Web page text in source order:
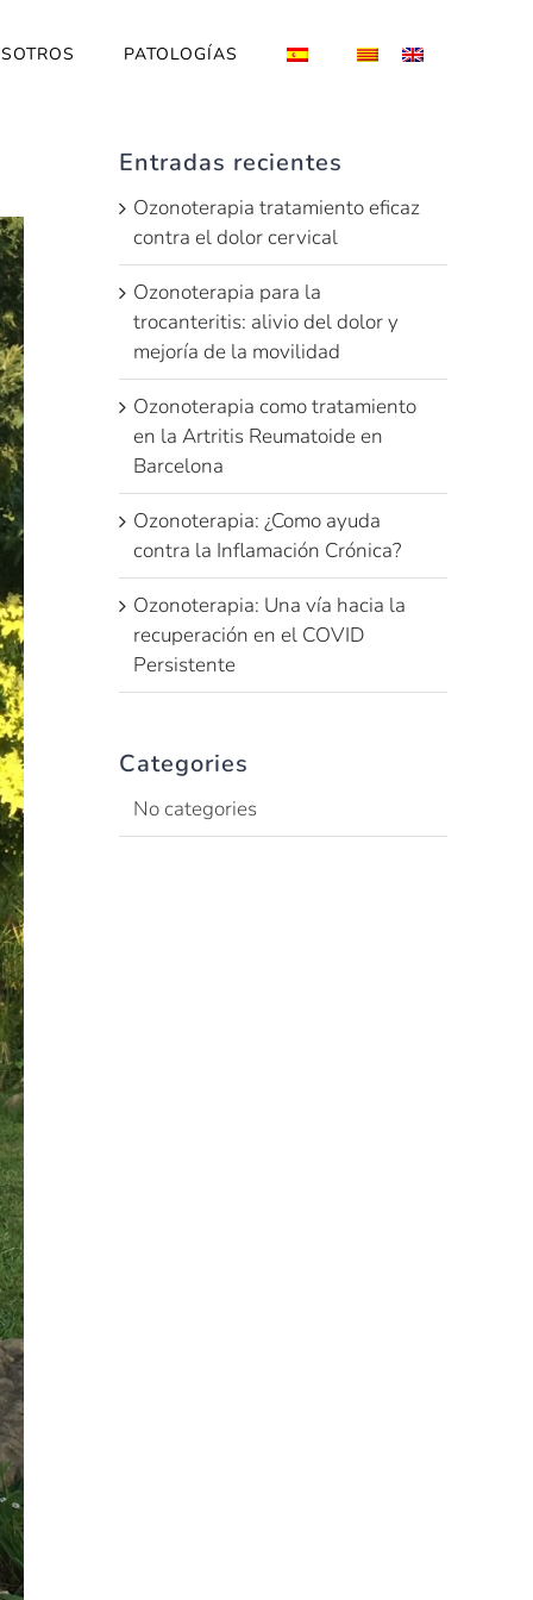
PATOLOGÍAS
Entradas recientes
Ozonoterapia tratamiento eficaz
contra el dolor cervical
Ozonoterapia para la
trocanteritis: alivio del dolor y
mejoría de la movilidad
Ozonoterapia como tratamiento
en la Artritis Reumatoide en
Barcelona
Ozonoterapia: ¿Como ayuda
contra la Inflamación Crónica?
Ozonoterapia: Una vía hacia la
recuperación en el COVID
Persistente
Categories
No categories